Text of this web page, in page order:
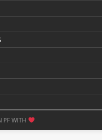
PF WITH